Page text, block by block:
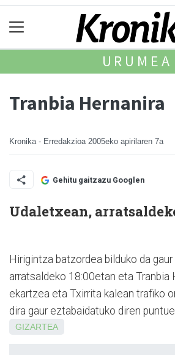
URUMEA
Tranbia Hernanira
Kronika - Erredakzioa 2005eko apirilaren 7a
Gehitu gaitzazu Googlen
Udaletxean,
Hirigintza batzordea bilduko da
arratsaldeko 18:00etan eta Tranbia
ekartzea eta Txirrita kalean trafiko
dira gaur eztabaidatuko diren
GIZARTEA